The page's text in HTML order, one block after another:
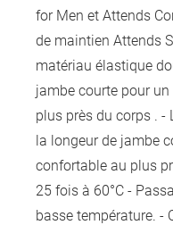
for Men et Attends
de maintien Attends
matériau élastique
jambe courte pour
plus près du corps . -
la longeur de jambe
confortable au plus
25 fois à 60°C -
basse température. -